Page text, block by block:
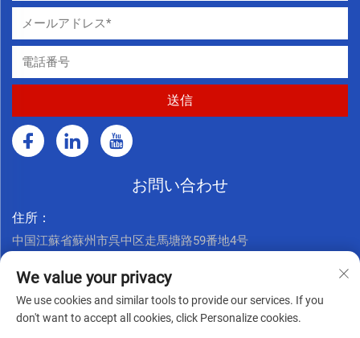
お問い合わせ
住所：
中国江蘇省蘇州市呉中区走馬塘路59番地4号
+86 17761926625
メールアドレス：
We value your privacy
We use cookies and similar tools to provide our services. If you
don't want to accept all cookies, click Personalize cookies.